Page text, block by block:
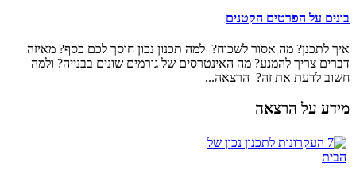
בונים על הפרטים הקטנים
איך לתכנן? מה אסור לשכוח? למה תכנון נכון חוסך לכם כסף? מאיזה
דברים צריך להמנע? מה האינטרסים של גורמים שונים בבנייה? ולמה
חשוב לדעת את זה? הרצאה...
מידע על הרצאה